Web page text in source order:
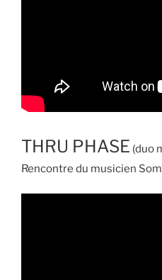
THRU PHASE (duo
Rencontre du musicien